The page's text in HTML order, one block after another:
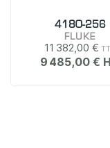
4180-256
FLUKE
11 382,00 €
9 485,00 €